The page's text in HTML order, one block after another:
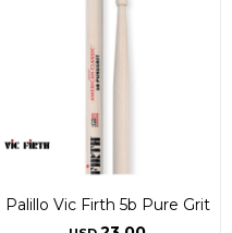
Palillo Vic Firth 5b Pure Grit